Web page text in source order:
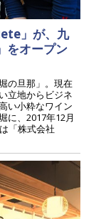
」が、九
をオープン
の旦那」。現在
立地からビジネ
い小粋なワイン
に、2017年12月
「株式会社